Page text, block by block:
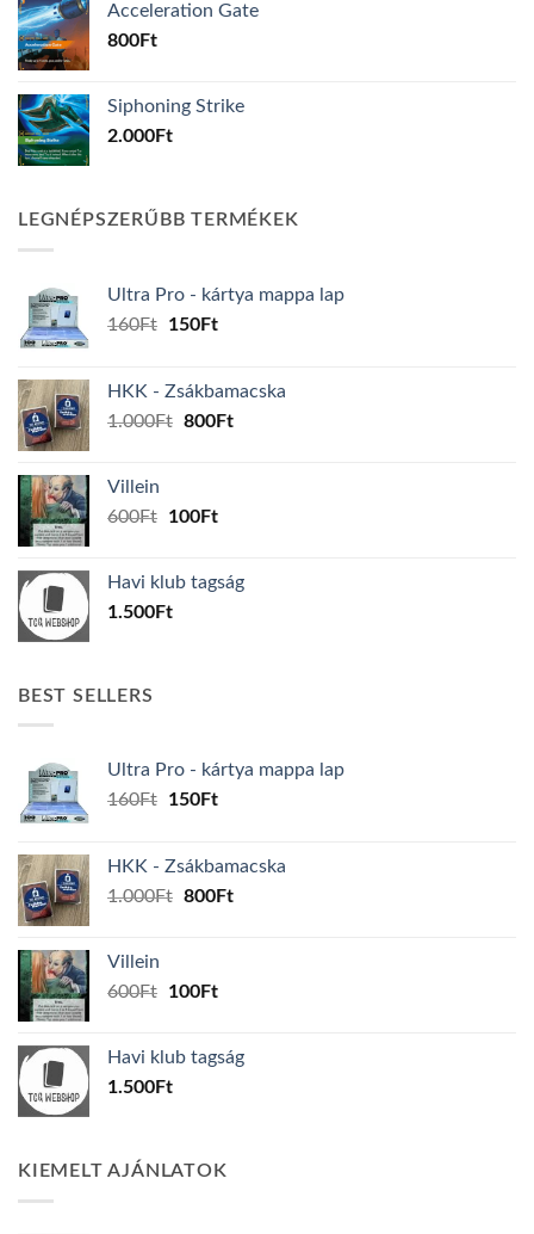
Acceleration Gate
800Ft
Siphoning Strike
2.000Ft
LEGNÉPSZERŰBB TERMÉKEK
Ultra Pro - kártya mappa lap
160Ft
Original
160Ft.
150FtCurrent
150Ft.
HKK - Zsákbamacska
1.000Ft Original
800FtCurrent
Villein
600Ft
Original
600Ft.
100FtCurrent
100Ft.
Havi klub tagság
1.500Ft
BEST SELLERS
Ultra Pro - kártya mappa lap
160Ft
Original
160Ft.
150FtCurrent
150Ft.
HKK - Zsákbamacska
1.000Ft Original
800FtCurrent
Villein
600Ft
Original
600Ft.
100FtCurrent
100Ft.
Havi klub tagság
1.500Ft
KIEMELT AJÁNLATOK